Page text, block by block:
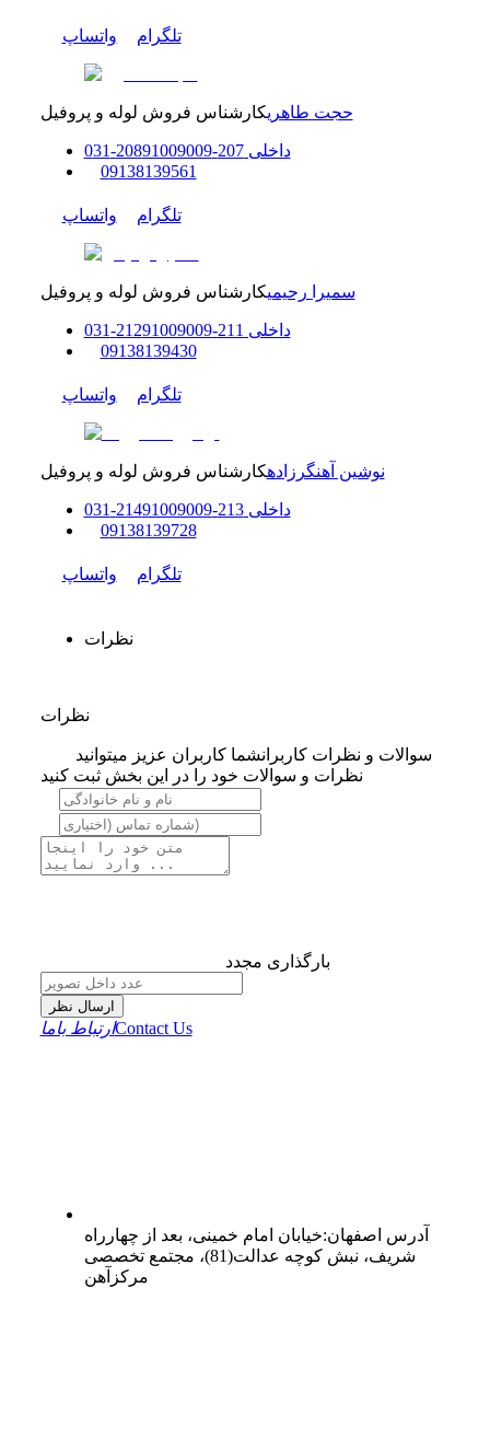
تلگرام واتساپ
حجت طاهریکارشناس فروش لوله و پروفیل
داخلی207-208
91009009
-
031
09138139561
تلگرام واتساپ
سمیرا رحیمیکارشناس فروش لوله و پروفیل
داخلی 211-212
91009009
-
031
09138139430
تلگرام واتساپ
نوشین آهنگرزادهکارشناس فروش لوله و پروفیل
داخلی213-214
91009009
-
031
09138139728
تلگرام واتساپ
نظرات
نظرات
سوالات و نظرات کاربرانشما کاربران عزیز میتوانید
نظرات و سوالات خود را در این بخش ثبت کنید
بارگذاری مجدد
ارسال نظر
ارتباط باماContact Us
آدرس اصفهان:خیابان امام خمینی، بعد از چهارراه
شریف، نبش کوچه عدالت(81)، مجتمع تخصصی
مرکزآهن